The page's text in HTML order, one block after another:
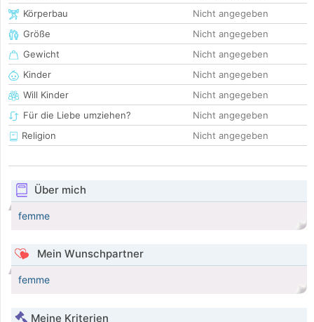
Körperbau
Nicht angegeben
Größe
Nicht angegeben
Gewicht
Nicht angegeben
Kinder
Nicht angegeben
Will Kinder
Nicht angegeben
Für die Liebe umziehen?
Nicht angegeben
Religion
Nicht angegeben
Über mich
femme
Mein Wunschpartner
femme
Meine Kriterien